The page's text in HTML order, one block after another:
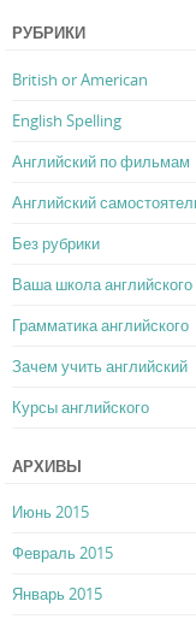
РУБРИКИ
British or American
English Spelling
Английский по фильмам
Английский
Без рубрики
Ваша школа английского
Грамматика английского
Зачем учить английский
Курсы английского
АРХИВЫ
Июнь 2015
Февраль 2015
Январь 2015